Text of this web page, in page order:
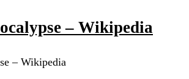
– Wikipedia
– Wikipedia